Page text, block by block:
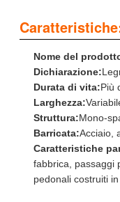
Nome del
Dichiarazione:
Durata di vita:Più
Larghezza:
Struttura:Mono-
Barricata:Acciaio,
Caratteristiche
fabbrica, passaggi
pedonali costruiti